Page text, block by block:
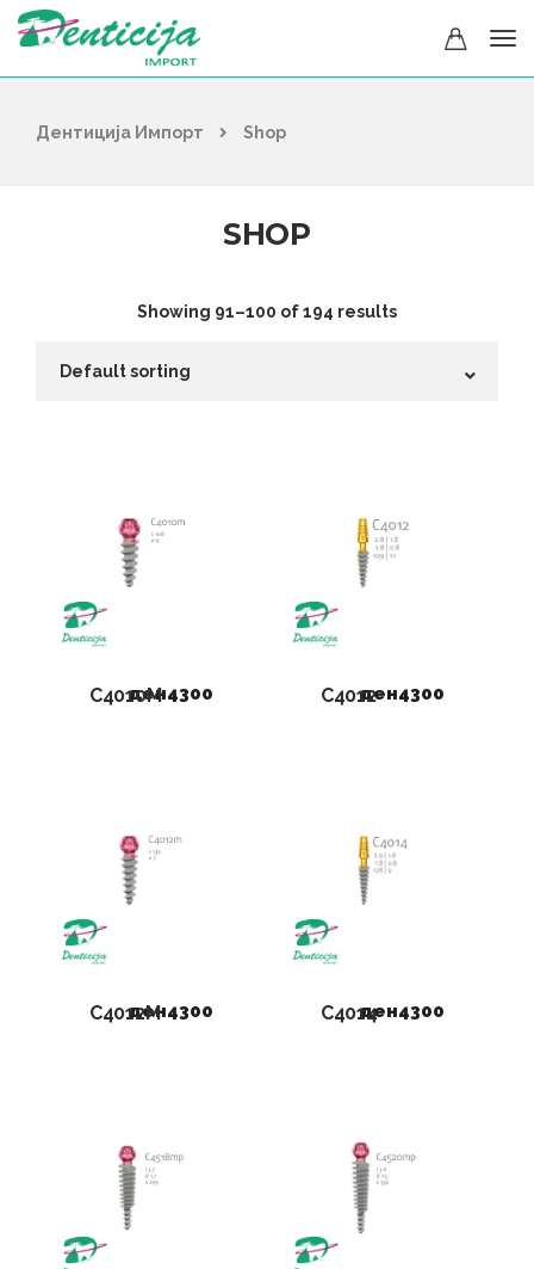
Дентиција Импорт Shop
SHOP
Showing 91–100 of 194 results
C4010M
ден4300 C4012ден4300
C4012M
ден4300 C4014ден4300